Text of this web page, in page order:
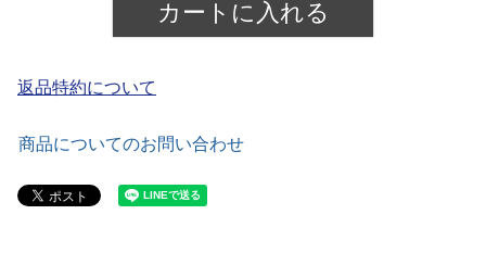
カートに入れる
返品特約について
商品についてのお問い合わせ